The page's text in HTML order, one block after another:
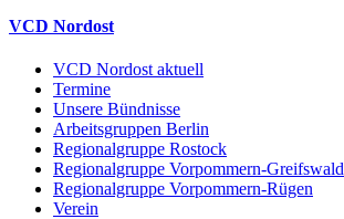
VCD Nordost
VCD Nordost aktuell
Termine
Unsere Bündnisse
Arbeitsgruppen Berlin
Regionalgruppe Rostock
Regionalgruppe Vorpommern-Greifswald
Regionalgruppe Vorpommern-Rügen
Verein